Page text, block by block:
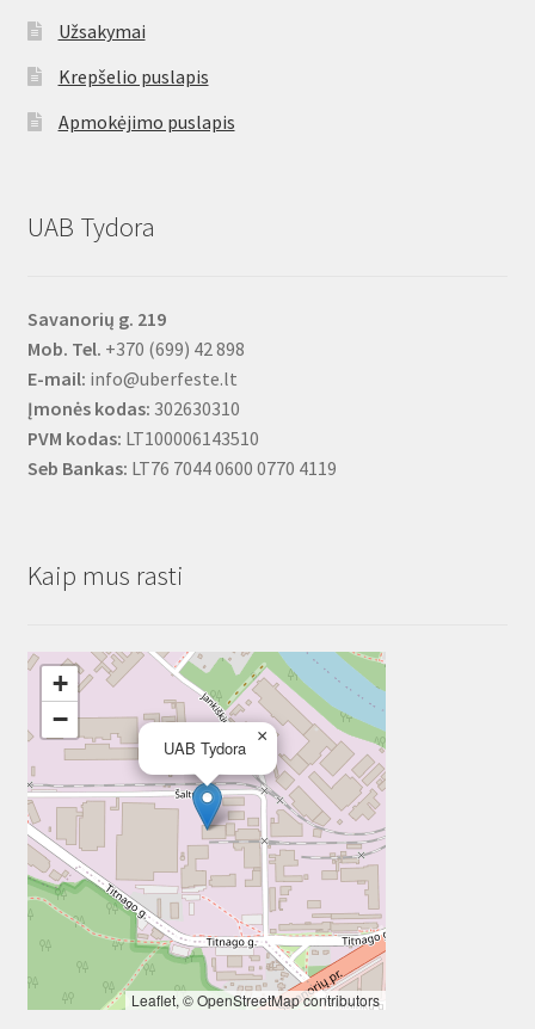
Užsakymai
Krepšelio puslapis
Apmokėjimo puslapis
UAB Tydora
Savanorių g. 219
Mob. Tel. +370 (699) 42 898
E-mail: info@uberfeste.lt
Įmonės kodas: 302630310
PVM kodas: LT100006143510
Seb Bankas: LT76 7044 0600 0770 4119
Kaip mus rasti
UAB Tydora
×
+
−
Leaflet, ©OpenStreetMapcontributors